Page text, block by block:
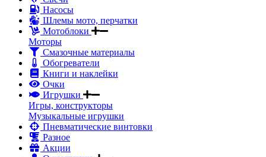
Насосы
Шлемы мото, перчатки
Мотоблоки
Моторы
Смазочные материалы
Обогреватели
Книги и наклейки
Очки
Игрушки
Игры, конструкторы
Музыкальные игрушки
Пневматические винтовки
Разное
Акции